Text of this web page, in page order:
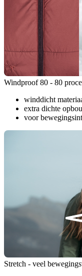
Windproof 80 - 80
winddicht
extra dichte
voor
Stretch - veel